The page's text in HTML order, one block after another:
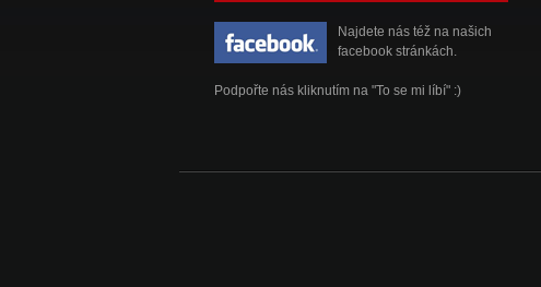
Najdete nás též na našich
facebook stránkách.
Podpořte nás kliknutím na "To se mi líbí" :)